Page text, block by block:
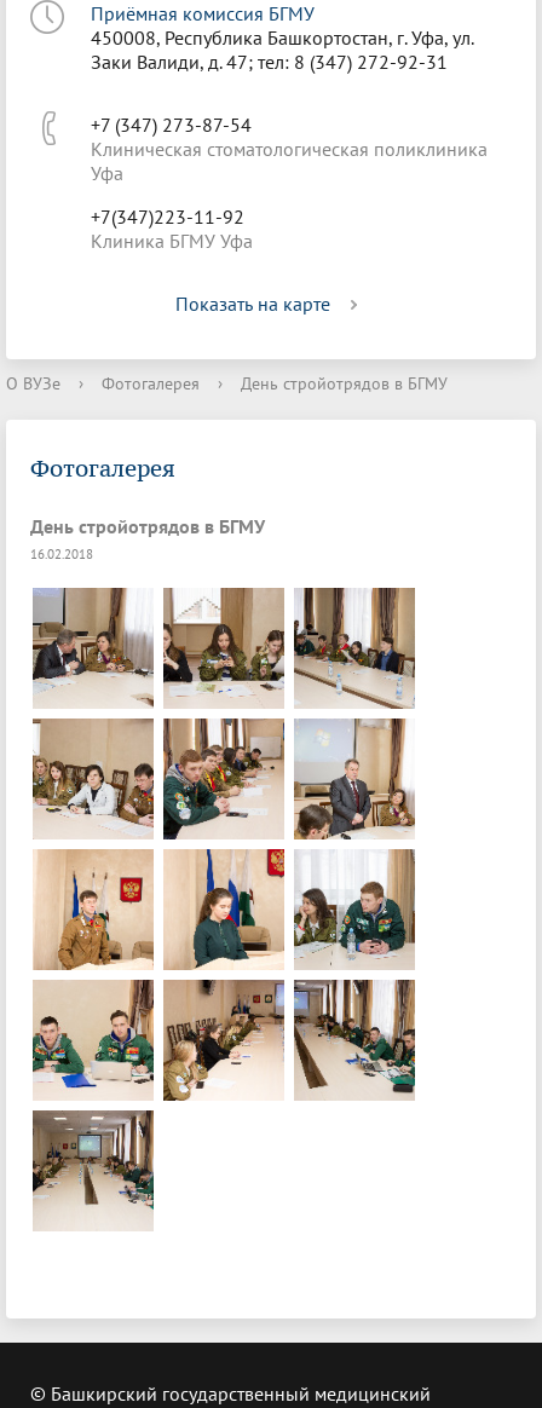
Приёмная комиссия БГМУ
450008, Республика Башкортостан, г. Уфа, ул.
Заки Валиди, д. 47; тел: 8 (347) 272-92-31
+7 (347) 273-87-54
Клиническая стоматологическая поликлиника
Уфа
+7(347)223-11-92
Клиника БГМУ Уфа
Показать на карте
О ВУЗе › Фотогалерея › День стройотрядов в БГМУ
Фотогалерея
День стройотрядов в БГМУ
16.02.2018
© Башкирский государственный медицинский